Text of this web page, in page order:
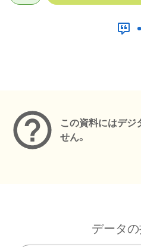
この資料にはデジ
せん。
データ